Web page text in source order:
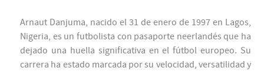
Arnaut Danjuma, nacido el 31 de enero de 1997 en Lagos,
Nigeria, es un futbolista con pasaporte neerlandés que ha
dejado una huella significativa en el fútbol europeo. Su
carrera ha estado marcada por su velocidad, versatilidad y